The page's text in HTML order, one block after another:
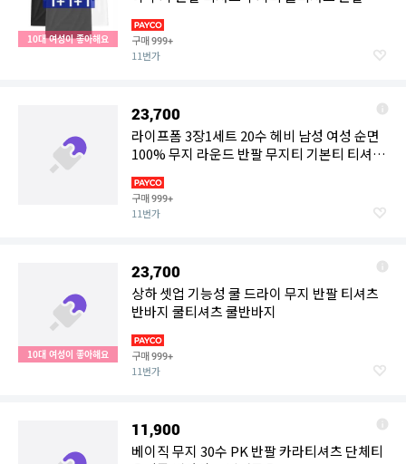
10대 여성이 좋아해요 구매999+
11번가
23,700
라이프폼 3장1세트 20수 헤비 남성 여성 순면
100% 무지 라운드 반팔 무지티 기본티 티셔츠
구매999+
11번가
10대 여성이 좋아해요
23,700
상하 셋업 기능성 쿨 드라이 무지 반팔 티셔츠
반바지 쿨티셔츠 쿨반바지
구매999+
11번가
11,900
베이직 무지 30수 PK 반팔 카라티셔츠 단체티